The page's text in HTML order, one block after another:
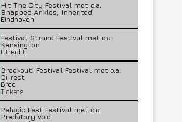
Hit The City Festival met o.a.
Snapped Ankles, Inherited
Eindhoven
Festival Strand Festival met o.a.
Kensington
Utrecht
Breekout! Festival Festival met o.a.
Di-rect
Bree
Tickets
Pelagic Fest Festival met o.a.
Predatory Void